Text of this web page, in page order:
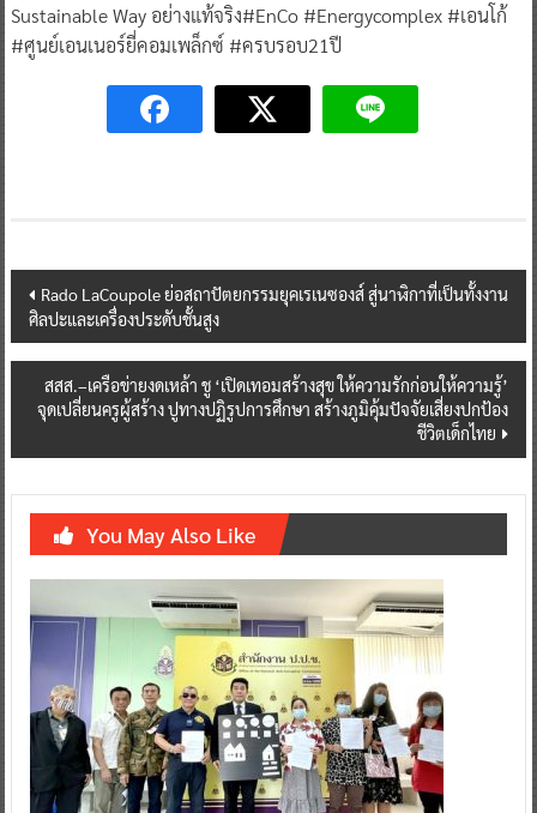
Sustainable Way อย่างแท้จริง#EnCo #Energycomplex #เอนโก้
#ศูนย์เอนเนอร์ยี่คอมเพล็กซ์ #ครบรอบ21ปี
Post
navigation
Rado LaCoupole ย่อสถาปัตยกรรมยุคเรเนซองส์ สู่นาฬิกาที่เป็นทั้งงาน
ศิลปะและเครื่องประดับชั้นสูง
สสส.–เครือข่ายงดเหล้า ชู ‘เปิดเทอมสร้างสุข ให้ความรักก่อนให้ความรู้’
จุดเปลี่ยนครูผู้สร้าง ปูทางปฏิรูปการศึกษา สร้างภูมิคุ้มปัจจัยเสี่ยงปกป้อง
ชีวิตเด็กไทย
You May Also Like